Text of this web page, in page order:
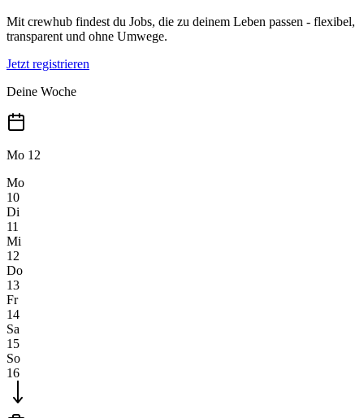
Mit crewhub findest du Jobs, die zu deinem Leben passen - flexibel,
transparent und ohne Umwege.
Jetzt registrieren
Deine Woche
Mo 12
Mo
10
Di
11
Mi
12
Do
13
Fr
14
Sa
15
So
16